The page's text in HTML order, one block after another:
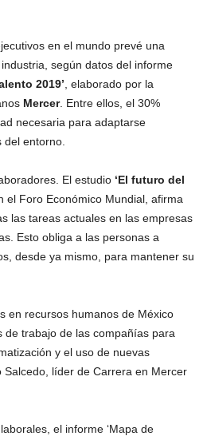
en el mundo prevé una
según datos del informe
2019’ , elaborado por la
Mercer. Entre ellos, el 30%
necesaria para adaptarse
entorno.
El estudio ‘El futuro del
el Foro Económico Mundial, afirma
las tareas actuales en las empresas
Esto obliga a las personas a
desde ya mismo, para mantener su
en recursos humanos de México
de trabajo de las compañías para
y el uso de nuevas
líder de Carrera en Mercer
el informe ‘Mapa de